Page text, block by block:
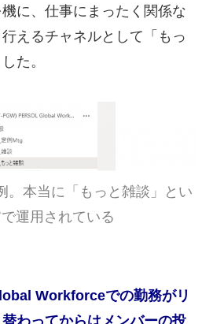
に、仕事にまったく関係な
えるチャネルとして「もっ
た。
。本当に「もっと雑談」とい
運用されている
Workforceでの勤務がリ